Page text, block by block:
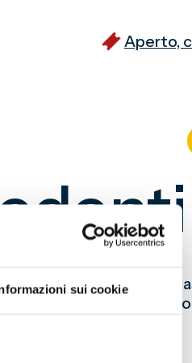
sui cookie
Aperto,
in trentanove
favorevole ai rossoblù